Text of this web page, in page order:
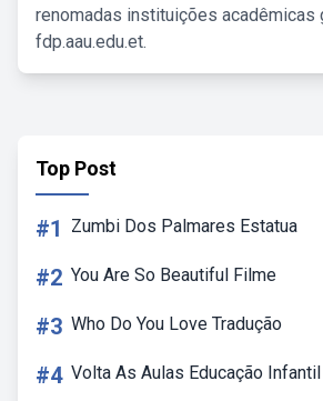
renomadas instituições acadêmicas
fdp.aau.edu.et.
Top Post
#1 Zumbi Dos Palmares Estatua
#2 You Are So Beautiful Filme
#3 Who Do You Love Tradução
#4 Volta As Aulas Educação